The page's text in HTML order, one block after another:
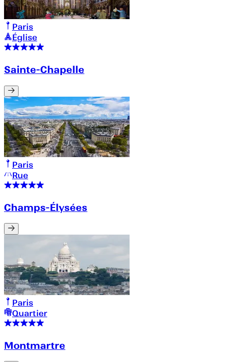
Paris
Église
Sainte-Chapelle
Paris
Rue
Champs-Élysées
Paris
Quartier
Montmartre